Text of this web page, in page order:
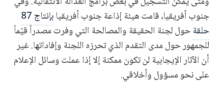
جنوب أفريقيا، قامت هيئة إذاعة جنوب أفريقيا
بإنتاج 87
حلقةحول لجنة الحقيقة والمصالحة التي وفرت مصدراً قيّماً
للجمهور حول مدى التقدم الذي تحرزه اللجنة وإفاداتها. غير
أن الآثار الإيجابية لن تكون ممكنة إلا إذا عملت وسائل الإعلام
على نحو مسؤول وأخلاقي.